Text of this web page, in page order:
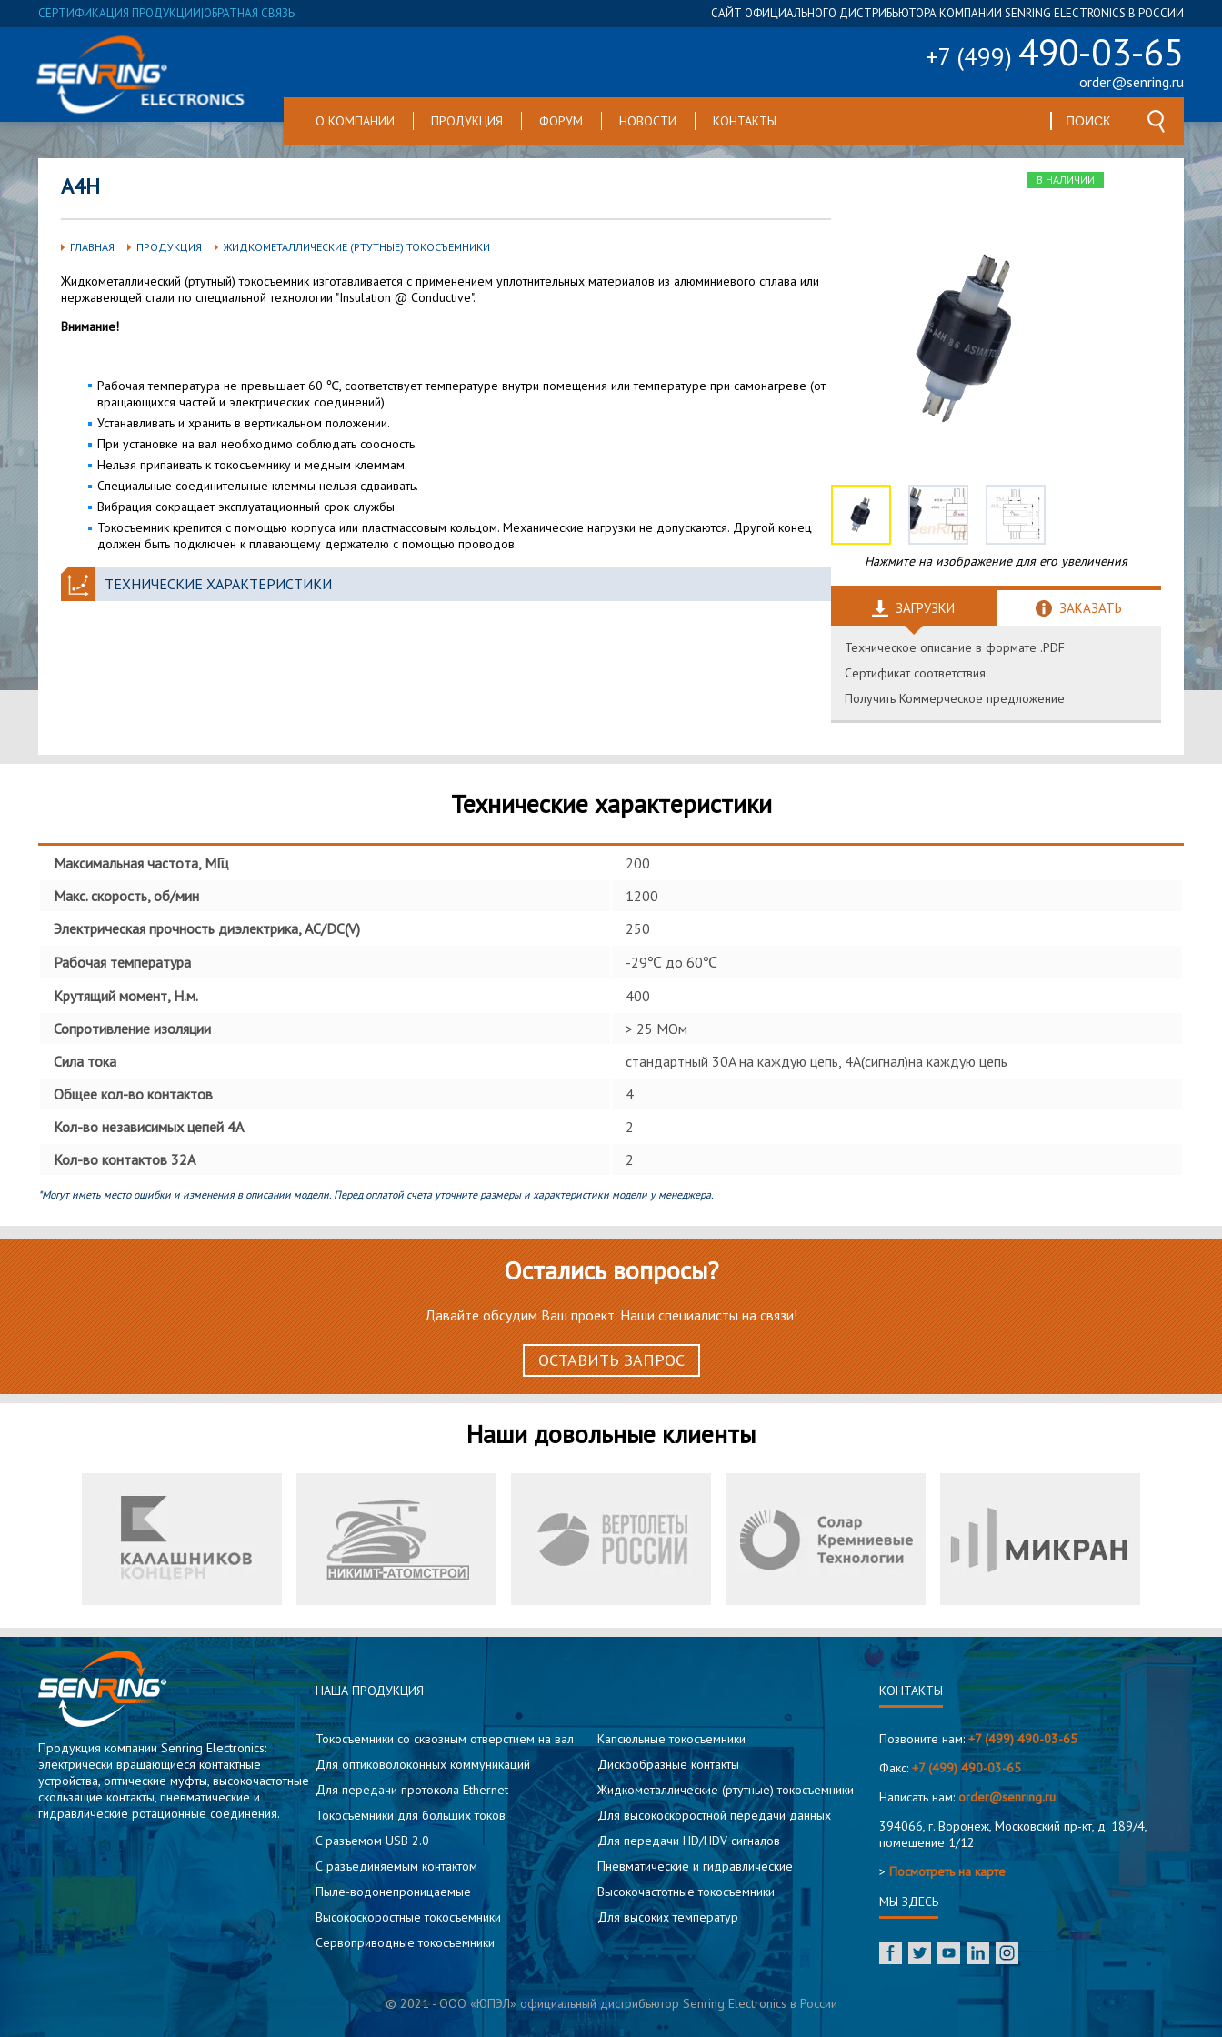
СЕРТИФИКАЦИЯ ПРОДУКЦИИ|ОБРАТНАЯ СВЯЗЬ САЙТ ОФИЦИАЛЬНОГО ДИСТРИБЬЮТОРА КОМПАНИИ SENRING ELECTRONICS В РОССИИ
+7 (499) 490-03-65
order@senring.ru
О КОМПАНИИ ПРОДУКЦИЯ ФОРУМ НОВОСТИ КОНТАКТЫ
A4H
ГЛАВНАЯ ПРОДУКЦИЯ ЖИДКОМЕТАЛЛИЧЕСКИЕ (РТУТНЫЕ) ТОКОСЪЕМНИКИ
Жидкометаллический (ртутный) токосъемник изготавливается с применением уплотнительных материалов из алюминиевого сплава или
нержавеющей стали по специальной технологии "Insulation @ Conductive".
Внимание!
Рабочая температура не превышает 60 ℃, соответствует температуре внутри помещения или температуре при самонагреве (от
вращающихся частей и электрических соединений).
Устанавливать и хранить в вертикальном положении.
При установке на вал необходимо соблюдать соосность.
Нельзя припаивать к токосъемнику и медным клеммам.
Специальные соединительные клеммы нельзя сдваивать.
Вибрация сокращает эксплуатационный срок службы.
Токосъемник крепится с помощью корпуса или пластмассовым кольцом. Механические нагрузки не допускаются. Другой конец
должен быть подключен к плавающему держателю с помощью проводов.
ТЕХНИЧЕСКИЕ ХАРАКТЕРИСТИКИ
В НАЛИЧИИ
Нажмите на изображение для его увеличения
ЗАГРУЗКИ ЗАКАЗАТЬ
Техническое описание в формате .PDF
Сертификат соответствия
Получить Коммерческое предложение
Технические характеристики
Максимальная частота, МГц
200
Макс. скорость, об/мин
1200
Электрическая прочность диэлектрика, AC/DC(V)
250
Рабочая температура
-29℃ до 60℃
Крутящий момент, Н.м.
400
Сопротивление изоляции
> 25 МОм
Сила тока
стандартный 30A на каждую цепь, 4A(сигнал)на каждую цепь
Общее кол-во контактов
4
Кол-во независимых цепей 4А
2
Кол-во контактов 32А
2
*Могут иметь место ошибки и изменения в описании модели. Перед оплатой счета уточните размеры и характеристики модели у менеджера.
Остались вопросы?
Давайте обсудим Ваш проект. Наши специалисты на связи!
ОСТАВИТЬ ЗАПРОС
Наши довольные клиенты
Продукция компании Senring Electronics:
электрически вращающиеся контактные
устройства, оптические муфты, высокочастотные
скользящие контакты, пневматические и
гидравлические ротационные соединения.
НАША ПРОДУКЦИЯ
Токосъемники со сквозным отверстием на вал
Для оптиковолоконных коммуникаций
Для передачи протокола Ethernet
Токосъемники для больших токов
C разъемом USB 2.0
С разъединяемым контактом
Пыле-водонепроницаемые
Высокоскоростные токосъемники
Сервоприводные токосъемники
Капсюльные токосъемники
Дискообразные контакты
Жидкометаллические (ртутные) токосъемники
Для высокоскоростной передачи данных
Для передачи HD/HDV сигналов
Пневматические и гидравлические
Высокочастотные токосъемники
Для высоких температур
КОНТАКТЫ
Позвоните нам:+7 (499) 490-03-65
Факс: +7 (499) 490-03-65
Написать нам: order@senring.ru
394066, г. Воронеж, Московский пр-кт, д. 189/4,
помещение 1/12
> Посмотреть на карте
МЫ ЗДЕСЬ
© 2021 - ООО «ЮПЭЛ» официальный дистрибьютор Senring Electronics в России